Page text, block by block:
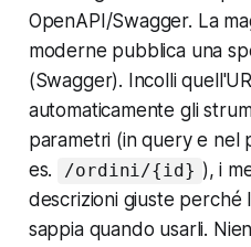
OpenAPI/Swagger. La
moderne pubblica una
(Swagger). Incolli
automaticamente gli
parametri (in query e nel
es.
/ordini/{id} ), i
descrizioni giuste perché
sappia quando usarli.